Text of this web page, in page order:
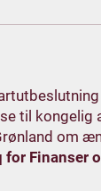
til kongelig
om
for Finanser